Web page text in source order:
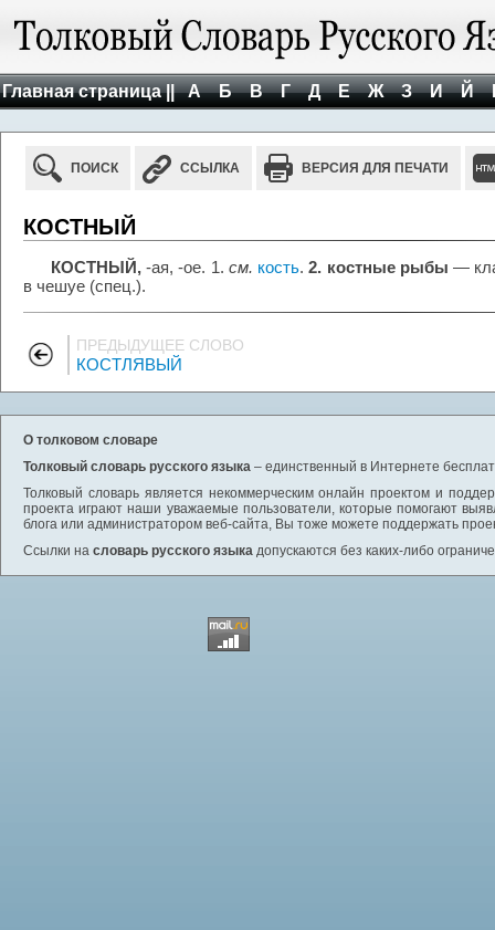
Главная страница || А Б В Г Д Е Ж З И Й
ПОИСК ССЫЛКА ВЕРСИЯ ДЛЯ ПЕЧАТИ
КОСТНЫЙ
КОСТНЫЙ, -ая, -ое. 1. см. кость. 2. костные рыбы —
в чешуе (спец.).
ПРЕДЫДУЩЕЕ СЛОВО
КОСТЛЯВЫЙ
О толковом словаре
Толковый словарь русского языка – единственный в Интернете
Толковый словарь является некоммерческим онлайн проектом и
проекта играют наши уважаемые пользователи, которые помогают
блога или администратором веб-сайта, Вы тоже можете поддержать
Ссылки на словарь русского языка допускаются без каких-либо